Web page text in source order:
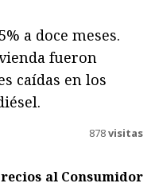
a doce meses.
fueron
caídas en los
878visitas
al Consumidor